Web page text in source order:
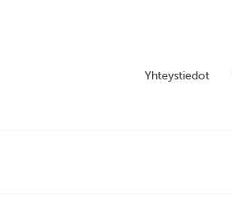
Yhteystiedot